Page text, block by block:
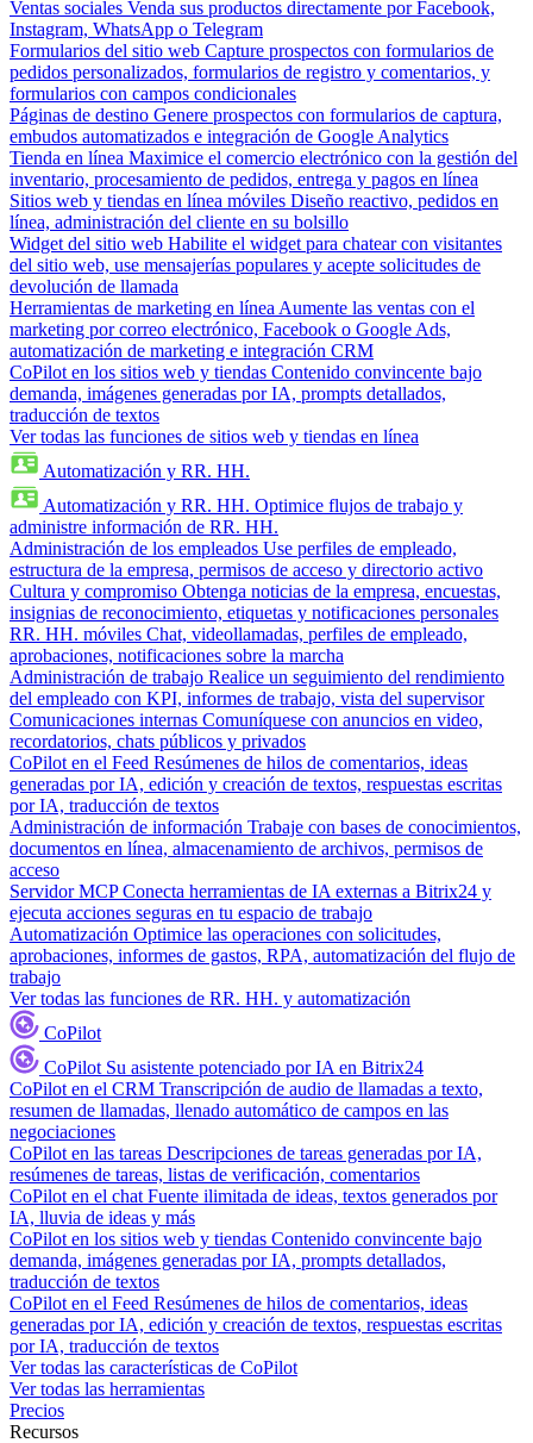
Ventas sociales Venda sus productos directamente por Facebook,
Instagram, WhatsApp o Telegram
Formularios del sitio web Capture prospectos con formularios de
pedidos personalizados, formularios de registro y comentarios, y
formularios con campos condicionales
Páginas de destino Genere prospectos con formularios de captura,
embudos automatizados e integración de Google Analytics
Tienda en línea Maximice el comercio electrónico con la gestión del
inventario, procesamiento de pedidos, entrega y pagos en línea
Sitios web y tiendas en línea móviles Diseño reactivo, pedidos en
línea, administración del cliente en su bolsillo
Widget del sitio web Habilite el widget para chatear con visitantes
del sitio web, use mensajerías populares y acepte solicitudes de
devolución de llamada
Herramientas de marketing en línea Aumente las ventas con el
marketing por correo electrónico, Facebook o Google Ads,
automatización de marketing e integración CRM
CoPilot en los sitios web y tiendas Contenido convincente bajo
demanda, imágenes generadas por IA, prompts detallados,
traducción de textos
Ver todas las funciones de sitios web y tiendas en línea
Automatización y RR. HH.
Automatización y RR. HH. Optimice flujos de trabajo y
administre información de RR. HH.
Administración de los empleados Use perfiles de empleado,
estructura de la empresa, permisos de acceso y directorio activo
Cultura y compromiso Obtenga noticias de la empresa, encuestas,
insignias de reconocimiento, etiquetas y notificaciones personales
RR. HH. móviles Chat, videollamadas, perfiles de empleado,
aprobaciones, notificaciones sobre la marcha
Administración de trabajo Realice un seguimiento del rendimiento
del empleado con KPI, informes de trabajo, vista del supervisor
Comunicaciones internas Comuníquese con anuncios en video,
recordatorios, chats públicos y privados
CoPilot en el Feed Resúmenes de hilos de comentarios, ideas
generadas por IA, edición y creación de textos, respuestas escritas
por IA, traducción de textos
Administración de información Trabaje con bases de conocimientos,
documentos en línea, almacenamiento de archivos, permisos de
acceso
Servidor MCP Conecta herramientas de IA externas a Bitrix24 y
ejecuta acciones seguras en tu espacio de trabajo
Automatización Optimice las operaciones con solicitudes,
aprobaciones, informes de gastos, RPA, automatización del flujo de
trabajo
Ver todas las funciones de RR. HH. y automatización
CoPilot
CoPilot Su asistente potenciado por IA en Bitrix24
CoPilot en el CRM Transcripción de audio de llamadas a texto,
resumen de llamadas, llenado automático de campos en las
negociaciones
CoPilot en las tareas Descripciones de tareas generadas por IA,
resúmenes de tareas, listas de verificación, comentarios
CoPilot en el chat Fuente ilimitada de ideas, textos generados por
IA, lluvia de ideas y más
CoPilot en los sitios web y tiendas Contenido convincente bajo
demanda, imágenes generadas por IA, prompts detallados,
traducción de textos
CoPilot en el Feed Resúmenes de hilos de comentarios, ideas
generadas por IA, edición y creación de textos, respuestas escritas
por IA, traducción de textos
Ver todas las características de CoPilot
Ver todas las herramientas
Precios
Recursos